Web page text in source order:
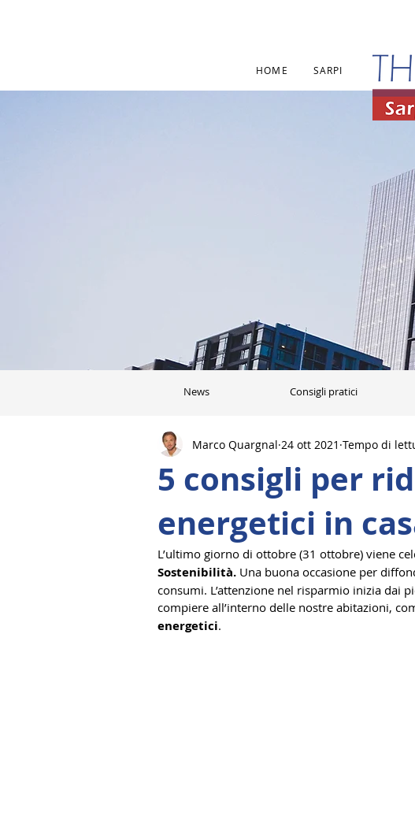
HOME SARPI
News Consigli pratici
5 consigli per
energetici in
Marco Quargnal 24 ott 2021 Tempo di
L’ultimo giorno di ottobre (31 ottobre) viene
Sostenibilità. Una buona occasione per
consumi. L’attenzione nel risparmio inizia dai
compiere all’interno delle nostre abitazioni,
energetici.